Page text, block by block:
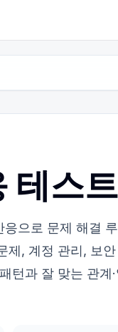
테스트
으로 문제 해결
제, 계정 관리, 보
턴과 잘 맞는 관계